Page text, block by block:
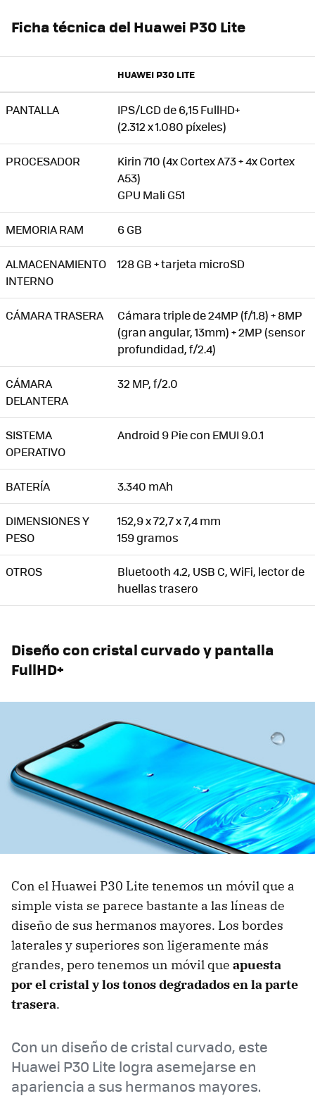
Ficha técnica del Huawei P30 Lite
HUAWEI P30 LITE
PANTALLA
IPS/LCD de 6,15 FullHD+
(2.312 x 1.080 píxeles)
PROCESADOR
Kirin 710 (4x Cortex A73 + 4x Cortex
A53)
GPU Mali G51
MEMORIA RAM 6 GB
ALMACENAMIENTO
INTERNO
128 GB + tarjeta microSD
CÁMARA TRASERA
Cámara triple de 24MP (f/1.8) + 8MP
(gran angular, 13mm) + 2MP (sensor
profundidad, f/2.4)
CÁMARA
DELANTERA
32 MP, f/2.0
SISTEMA
OPERATIVO
Android 9 Pie con EMUI 9.0.1
BATERÍA 3.340 mAh
DIMENSIONES Y
PESO
152,9 x 72,7 x 7,4 mm
159 gramos
OTROS
Bluetooth 4.2, USB C, WiFi, lector de
huellas trasero
Diseño con cristal curvado y pantalla
FullHD+
Con el Huawei P30 Lite tenemos un móvil que a
simple vista se parece bastante a las líneas de
diseño de sus hermanos mayores. Los bordes
laterales y superiores son ligeramente más
grandes, pero tenemos un móvil que apuesta
por el cristal y los tonos degradados en la parte
trasera.
Con un diseño de cristal curvado, este
Huawei P30 Lite logra asemejarse en
apariencia a sus hermanos mayores.